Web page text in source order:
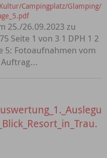
Campingplatz/Glamping/
25./26.09.2023 zu
Seite 1 von 3 1 DPH 1 2
5: Fotoaufnahmen vom